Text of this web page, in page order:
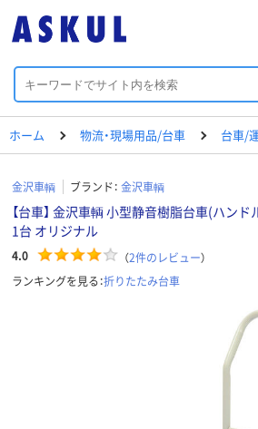
ホーム 物流・現場用品/台車 台車/
金沢車輌 ブランド： 金沢車輌
【台車】 金沢車輌 小型静音樹脂台車(ハン
1台 オリジナル
4.0 （2件のレビュー）
ランキングを見る：折りたたみ台車